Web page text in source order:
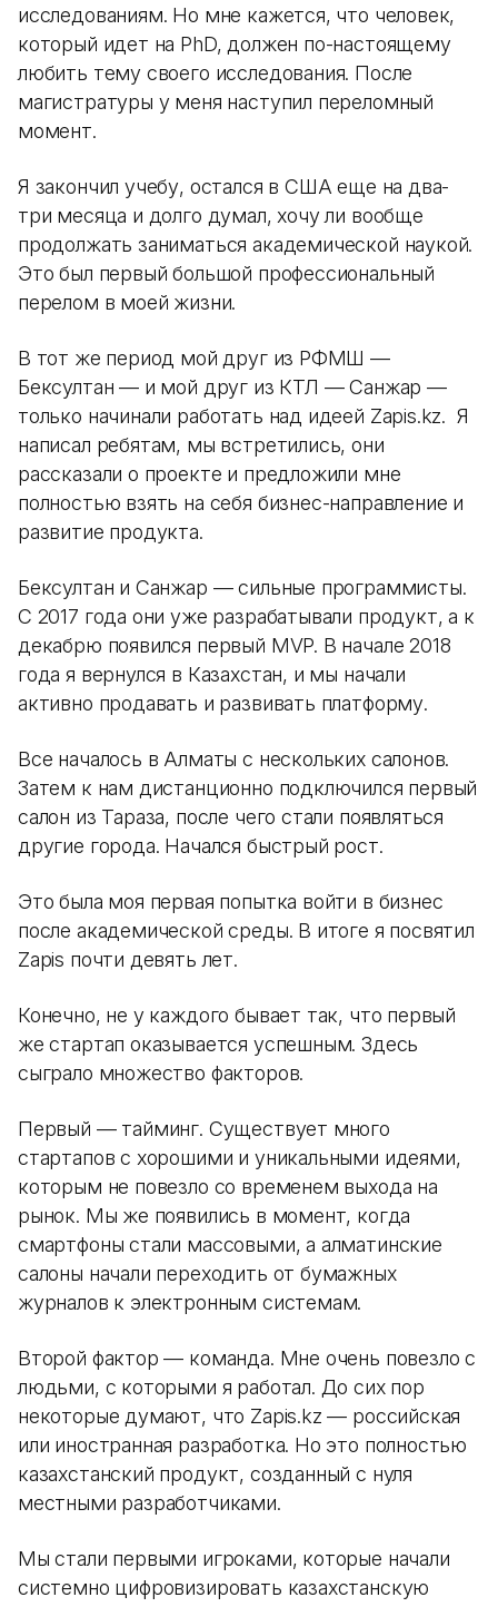
исследованиям. Но мне кажется, что человек,
который идет на PhD, должен по-настоящему
любить тему своего исследования. После
магистратуры у меня наступил переломный
момент.
Я закончил учебу, остался в США еще на два-
три месяца и долго думал, хочу ли вообще
продолжать заниматься академической наукой.
Это был первый большой профессиональный
перелом в моей жизни.
В тот же период мой друг из РФМШ —
Бексултан — и мой друг из КТЛ — Санжар —
только начинали работать над идеей Zapis.kz. Я
написал ребятам, мы встретились, они
рассказали о проекте и предложили мне
полностью взять на себя бизнес-направление и
развитие продукта.
Бексултан и Санжар — сильные программисты.
С 2017 года они уже разрабатывали продукт, а к
декабрю появился первый MVP. В начале 2018
года я вернулся в Казахстан, и мы начали
активно продавать и развивать платформу.
Все началось в Алматы с нескольких салонов.
Затем к нам дистанционно подключился первый
салон из Тараза, после чего стали появляться
другие города. Начался быстрый рост.
Это была моя первая попытка войти в бизнес
после академической среды. В итоге я посвятил
Zapis почти девять лет.
Конечно, не у каждого бывает так, что первый
же стартап оказывается успешным. Здесь
сыграло множество факторов.
Первый — тайминг. Существует много
стартапов с хорошими и уникальными идеями,
которым не повезло со временем выхода на
рынок. Мы же появились в момент, когда
смартфоны стали массовыми, а алматинские
салоны начали переходить от бумажных
журналов к электронным системам.
Второй фактор — команда. Мне очень повезло с
людьми, с которыми я работал. До сих пор
некоторые думают, что Zapis.kz — российская
или иностранная разработка. Но это полностью
казахстанский продукт, созданный с нуля
местными разработчиками.
Мы стали первыми игроками, которые начали
системно цифровизировать казахстанскую